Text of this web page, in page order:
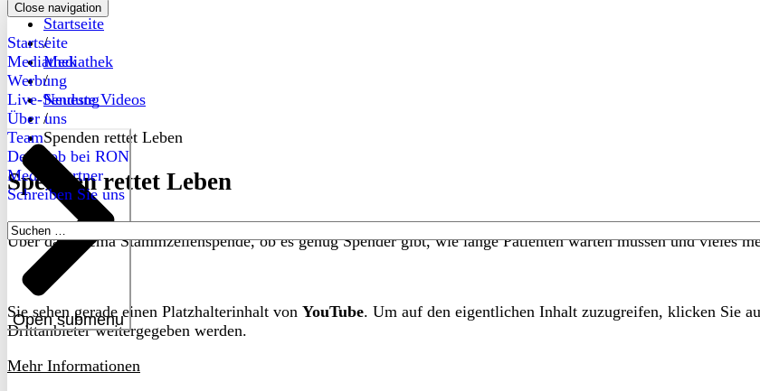
Close navigation
Startseite
Mediathek
Werbung
Live-Sendung
Über uns
Open submenu
Team
Dein Job bei RON
Medienpartner
Schreiben Sie uns
Suchen
nach:
Startseite
/
Mediathek
/
Neueste Videos
/
Spenden rettet Leben
Spenden rettet Leben
Über das Thema Stammzellenspende, ob es genug Spender gibt, wie lange Patienten warten müssen und vieles
Sie sehen gerade einen Platzhalterinhalt von YouTube. Um auf den eigentlichen Inhalt zuzugreifen, klicken Sie
Drittanbieter weitergegeben werden.
Mehr Informationen